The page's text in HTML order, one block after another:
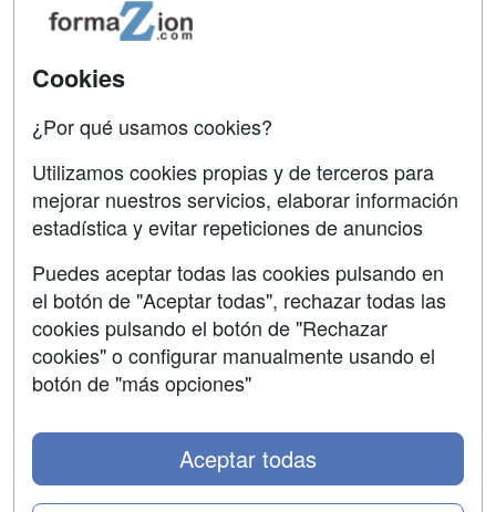
Acceso Usuarios
Acceso Centros
Contactar
Confidencialidad
Aviso legal
Copyleft
Cookies
¿Por qué usamos cookies?
Utilizamos cookies propias y de terceros para
mejorar nuestros servicios, elaborar información
estadística y evitar repeticiones de anuncios
Puedes aceptar todas las cookies pulsando en
el botón de "Aceptar todas", rechazar todas las
cookies pulsando el botón de "Rechazar
cookies" o configurar manualmente usando el
botón de "más opciones"
Aceptar todas